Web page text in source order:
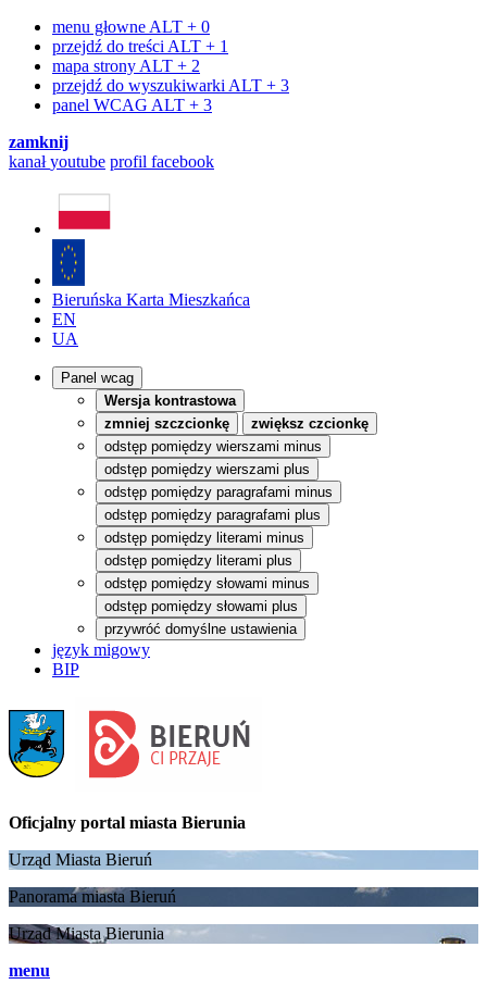
menu głowne ALT + 0
przejdź do treści ALT + 1
mapa strony ALT + 2
przejdź do wyszukiwarki ALT + 3
panel WCAG ALT + 3
zamknij
kanałyoutube profil facebook
Bieruńska Karta Mieszkańca
EN
UA
Panel wcag
Wersja kontrastowa
zmniej szczcionkę
zwiększ czcionkę
odstęp pomiędzy wierszami minus
odstęp pomiędzy wierszami plus
odstęp pomiędzy paragrafami minus
odstęp pomiędzy paragrafami plus
odstęp pomiędzy literami minus
odstęp pomiędzy literami plus
odstęp pomiędzy słowami minus
odstęp pomiędzy słowami plus
przywróć domyślne ustawienia
język migowy
BIP
Oficjalny portal miasta Bierunia
Urząd Miasta Bieruń
Panorama miasta Bieruń
Urząd Miasta Bierunia
menu